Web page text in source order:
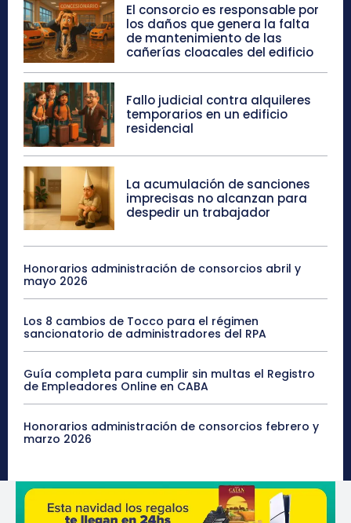
El consorcio es responsable por
los daños que genera la falta
de mantenimiento de las
cañerías cloacales del edificio
Fallo judicial contra alquileres
temporarios en un edificio
residencial
La acumulación de sanciones
imprecisas no alcanzan para
despedir un trabajador
Honorarios administración de consorcios abril y
mayo 2026
Los 8 cambios de Tocco para el régimen
sancionatorio de administradores del RPA
Guía completa para cumplir sin multas el Registro
de Empleadores Online en CABA
Honorarios administración de consorcios febrero y
marzo 2026